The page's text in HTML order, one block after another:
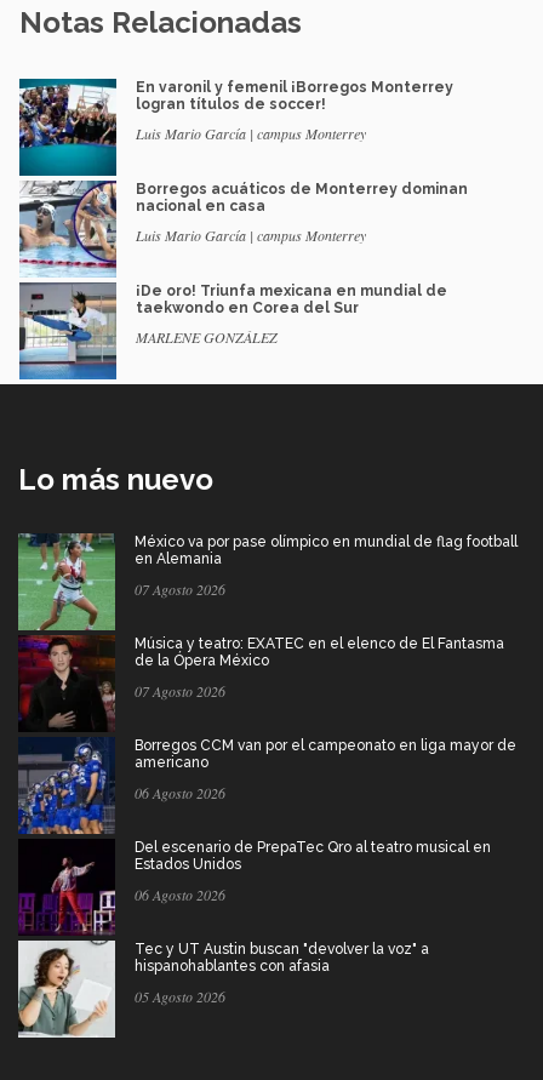
Notas Relacionadas
En varonil y femenil ¡Borregos Monterrey
logran títulos de soccer!
Luis Mario García | campus Monterrey
Borregos acuáticos de Monterrey dominan
nacional en casa
Luis Mario García | campus Monterrey
¡De oro! Triunfa mexicana en mundial de
taekwondo en Corea del Sur
MARLENE GONZÁLEZ
Lo más nuevo
México va por pase olímpico en mundial de flag football
en Alemania
07 Agosto 2026
Música y teatro: EXATEC en el elenco de El Fantasma
de la Ópera México
07 Agosto 2026
Borregos CCM van por el campeonato en liga mayor de
americano
06 Agosto 2026
Del escenario de PrepaTec Qro al teatro musical en
Estados Unidos
06 Agosto 2026
Tec y UT Austin buscan "devolver la voz" a
hispanohablantes con afasia
05 Agosto 2026